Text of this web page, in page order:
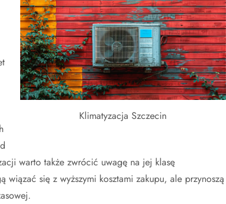
Klimatyzacja Szczecin
warto także zwrócić uwagę na jej klasę
się z wyższymi kosztami zakupu, ale przynoszą